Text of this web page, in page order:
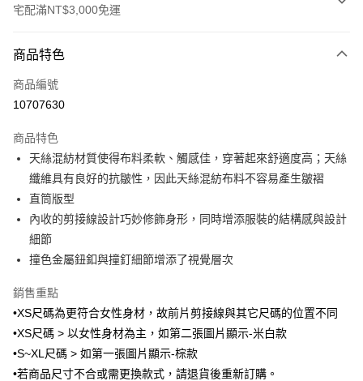
宅配滿NT$3,000免運
信用卡一次付款
信用卡分期付款
合作金庫商業銀行
華南商業銀行
彰化商業銀行
上海商業儲蓄銀行
台北富邦商業銀行
國泰世華商業銀行
臺灣中小企業銀行
台中商業銀行
匯豐（台灣）商業銀行
聯邦商業銀行
元大商業銀行
永豐商業銀行
台新國際商業銀行
台灣樂天信用卡公司
6 期 0 利率 每期
華南商業銀行
彰化商業銀行
上海商業儲蓄銀行
國泰世華商業銀行
兆豐國際商業銀行
臺灣中小企業銀行
匯豐（台灣）商業銀行
華泰商業銀行
元大商業銀行
玉山商業銀行
星展（台灣）商業銀行
台灣樂天信用卡公司
LINE Pay
Apple Pay
街口支付
悠遊付
Google Pay
商品特色
商品編號
10707630
商品特色
天絲混紡材質使得布料柔軟、觸感佳，穿著起來舒適度高；天絲
纖維具有良好的抗皺性，因此天絲混紡布料不容易產生皺褶
直筒版型
內收的剪接線設計巧妙修飾身形，同時增添服裝的結構感與設計
細節
撞色金屬鈕釦與撞釘細節增添了視覺層次
銷售重點
•XS尺碼為更符合女性身材，故前片剪接線與其它尺碼的位置不同
•XS尺碼 > 以女性身材為主，如第二張圖片顯示-米白款
•S~XL尺碼 > 如第一張圖片顯示-棕款
•若商品尺寸不合或需更換款式，請退貨後重新訂購。